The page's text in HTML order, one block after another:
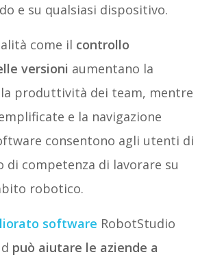
e su qualsiasi dispositivo.
come il controllo
versioni aumentano la
produttività dei team, mentre
e la navigazione
consentono agli utenti di
di competenza di lavorare su
robotico.
software RobotStudio
può aiutare le aziende a